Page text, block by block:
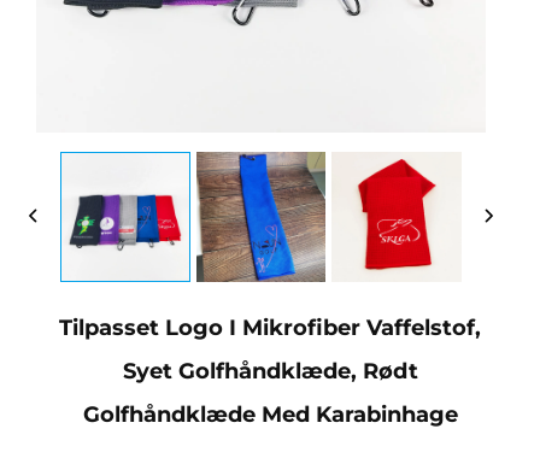
Tilpasset Logo I Mikrofiber Vaffelstof,
Syet Golfhåndklæde, Rødt
Golfhåndklæde Med Karabinhage